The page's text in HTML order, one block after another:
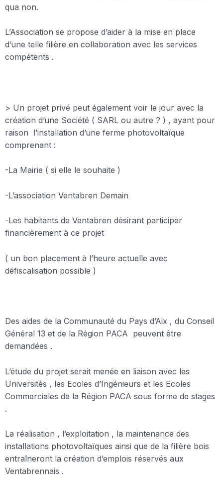
qua non.
L’Association se propose d’aider à la mise en place
d’une telle filière en collaboration avec les services
compétents .
> Un projet privé peut également voir le jour avec la
création d’une Société ( SARL ou autre ? ) , ayant pour
raison l’installation d’une ferme photovoltaïque
comprenant :
-La Mairie ( si elle le souhaite )
-L’association Ventabren Demain
-Les habitants de Ventabren désirant participer
financièrement à ce projet
( un bon placement à l’heure actuelle avec
défiscalisation possible )
Des aides de la Communauté du Pays d’Aix , du Conseil
Général 13 et de la Région PACA peuvent être
demandées .
L’étude du projet serait menée en liaison avec les
Universités , les Ecoles d’Ingénieurs et les Ecoles
Commerciales de la Région PACA sous forme de stages
.
La réalisation , l’exploitation , la maintenance des
installations photovoltaïques ainsi que de la filière bois
entraîneront la création d’emplois réservés aux
Ventabrennais .